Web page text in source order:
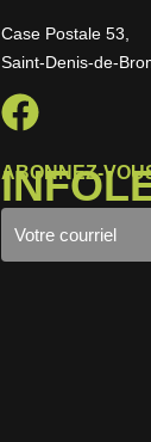
Case Postale 53,
Saint-Denis-de-
ABONNEZ-